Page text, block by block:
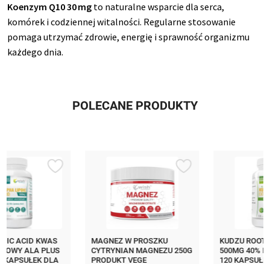
Koenzym Q10 30 mg to naturalne wsparcie dla serca,
komórek i codziennej witalności. Regularne stosowanie
pomaga utrzymać zdrowie, energię i sprawność organizmu
każdego dnia.
POLECANE PRODUKTY
MAGNEZ W PROSZKU
CYTRYNIAN MAGNEZU 250G
PRODUKT VEGE
KUDZU ROOT EXTRACT
500MG 40% ISOFLAVONES
120 KAPSUŁEK PRODUKT